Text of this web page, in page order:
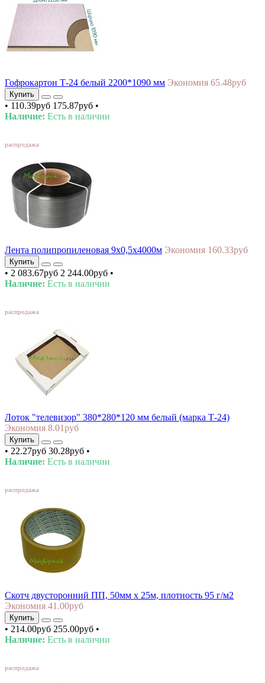
Гофрокартон Т-24 белый 2200*1090 мм Экономия 65.48руб
Купить
• 110.39руб 175.87руб •
Наличие: Есть в наличии
распродажа
Лента полипропиленовая 9х0,5х4000м Экономия 160.33руб
Купить
• 2 083.67руб 2 244.00руб •
Наличие: Есть в наличии
распродажа
Лоток "телевизор" 380*280*120 мм белый (марка Т-24)
Экономия 8.01руб
Купить
• 22.27руб 30.28руб •
Наличие: Есть в наличии
распродажа
Скотч двусторонний ПП, 50мм х 25м, плотность 95 г/м2
Экономия 41.00руб
Купить
• 214.00руб 255.00руб •
Наличие: Есть в наличии
распродажа